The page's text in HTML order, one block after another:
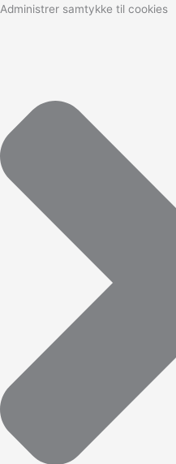
Administrer samtykke til cookies
Funktionsdygtig
Præferencer
Statistikker
Marketing